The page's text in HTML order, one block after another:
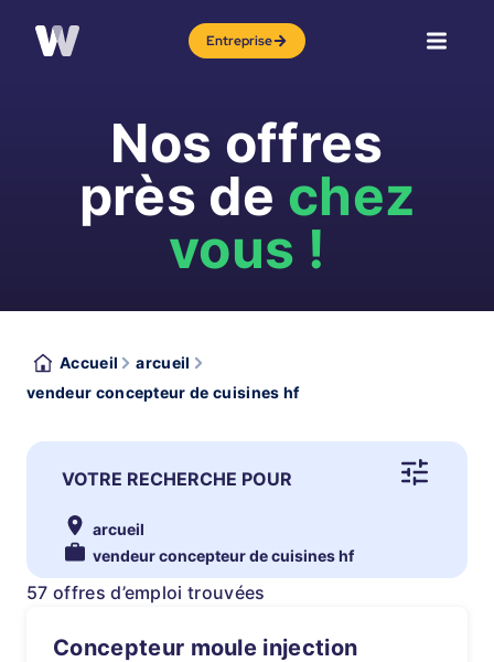
Entreprise
Nos offres
près de chez
vous !
Accueil
arcueil
vendeur concepteur de cuisines hf
VOTRE RECHERCHE POUR
arcueil
vendeur concepteur de cuisines hf
57 offres d’emploi trouvées
concepteur moule injection